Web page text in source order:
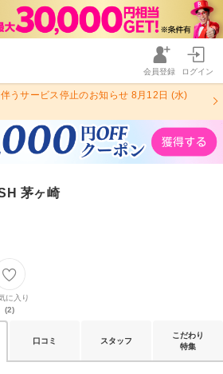
会員登録 ログイン
うサービス停止のお知らせ 8月12日 (水)
茅ヶ崎
に入り
(2)
口コミ スタッフ
こだわり
特集